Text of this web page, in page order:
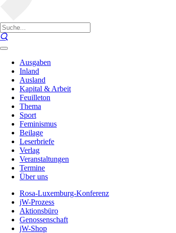
Ausgaben
Inland
Ausland
Kapital & Arbeit
Feuilleton
Thema
Sport
Feminismus
Beilage
Leserbriefe
Verlag
Veranstaltungen
Termine
Über uns
Rosa-Luxemburg-Konferenz
jW-Prozess
Aktionsbüro
Genossenschaft
jW-Shop